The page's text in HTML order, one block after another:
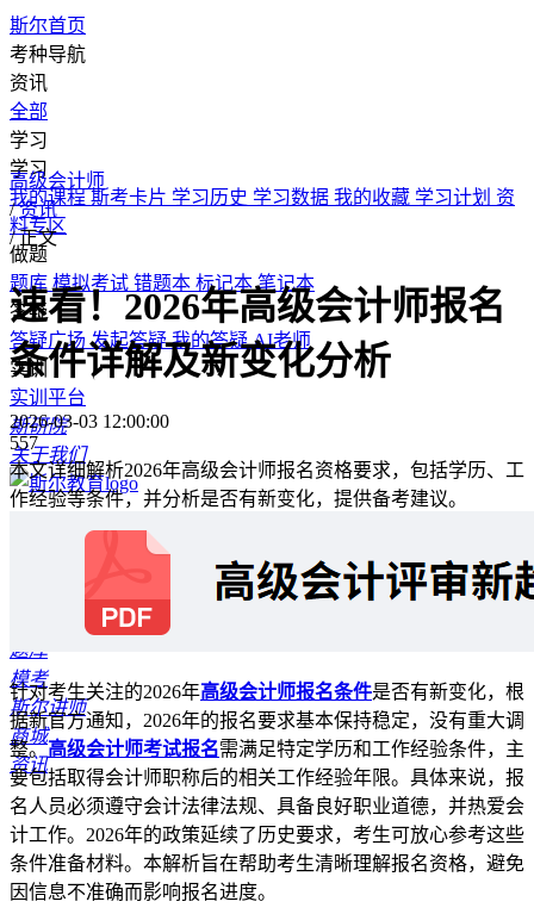
斯尔首页
考种导航
资讯
全部
学习
学习
我的课程 斯考卡片 学习历史 学习数据 我的收藏 学习计划 资
料专区
做题
题库模拟考试 错题本 标记本笔记本
答疑
答疑广场发起答疑我的答疑AI老师
实训
实训平台
斯研院
关于我们
题库
模考
斯尔讲师
商城
资讯
高级会计师
/ 资讯
/ 正文
速看！2026年高级会计师报名
条件详解及新变化分析
2026-03-03 12:00:00
557
本文详细解析2026年高级会计师报名资格要求，包括学历、工
作经验等条件，并分析是否有新变化，提供备考建议。
针对考生关注的2026年高级会计师报名条件是否有新变化，根
据新官方通知，2026年的报名要求基本保持稳定，没有重大调
整。高级会计师考试报名需满足特定学历和工作经验条件，主
要包括取得会计师职称后的相关工作经验年限。具体来说，报
名人员必须遵守会计法律法规、具备良好职业道德，并热爱会
计工作。2026年的政策延续了历史要求，考生可放心参考这些
条件准备材料。本解析旨在帮助考生清晰理解报名资格，避免
因信息不准确而影响报名进度。